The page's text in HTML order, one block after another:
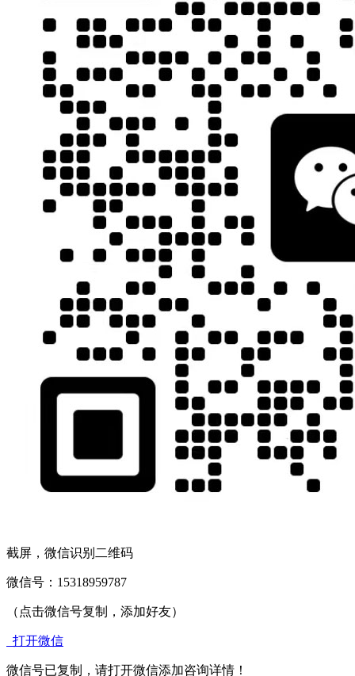
截屏，微信识别二维码
微信号： 15318959787
（点击微信号复制，添加好友）
打开微信
微信号已复制，请打开微信添加咨询详情！